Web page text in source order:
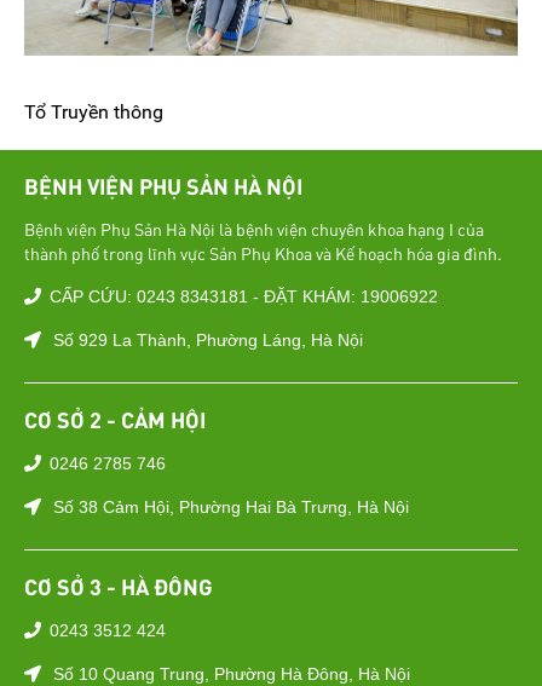
Tổ Truyền thông
BỆNH VIỆN PHỤ SẢN HÀ NỘI
Bệnh viện Phụ Sản Hà Nội là bệnh viện chuyên khoa hạng I của
thành phố trong lĩnh vực Sản Phụ Khoa và Kế hoạch hóa gia đình.
CẤP CỨU: 0243 8343181 - ĐẶT KHÁM: 19006922
Số 929 La Thành, Phường Láng, Hà Nội
CƠ SỞ 2 - CẢM HỘI
0246 2785 746
Số 38 Cảm Hội, Phường Hai Bà Trưng, Hà Nội
CƠ SỞ 3 - HÀ ĐÔNG
0243 3512 424
Số 10 Quang Trung, Phường Hà Đông, Hà Nội